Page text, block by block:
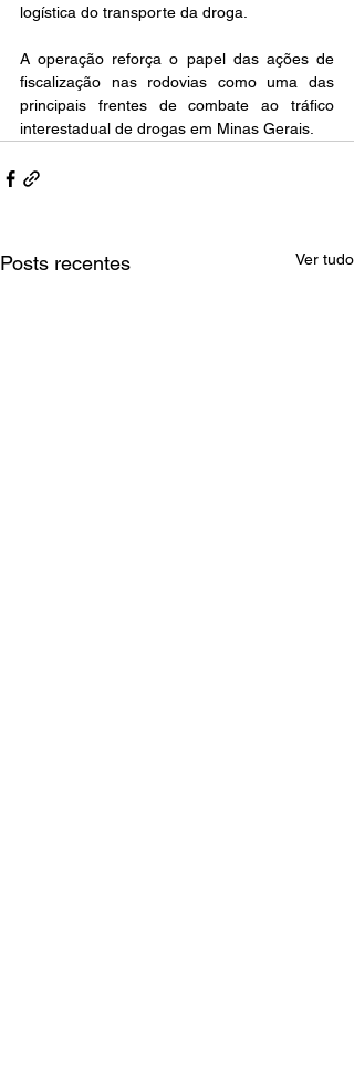
logística do transporte da droga.
A operação reforça o papel das ações de
fiscalização nas rodovias como uma das
principais frentes de combate ao tráfico
interestadual de drogas em Minas Gerais.
Posts recentes Ver tudo